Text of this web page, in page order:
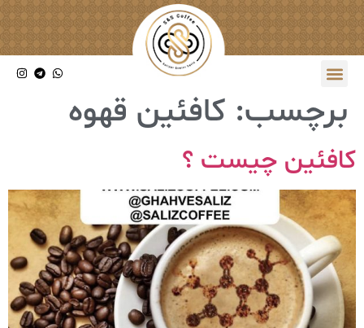
برچسب: کافئین قهوه
کافئین چیست ؟